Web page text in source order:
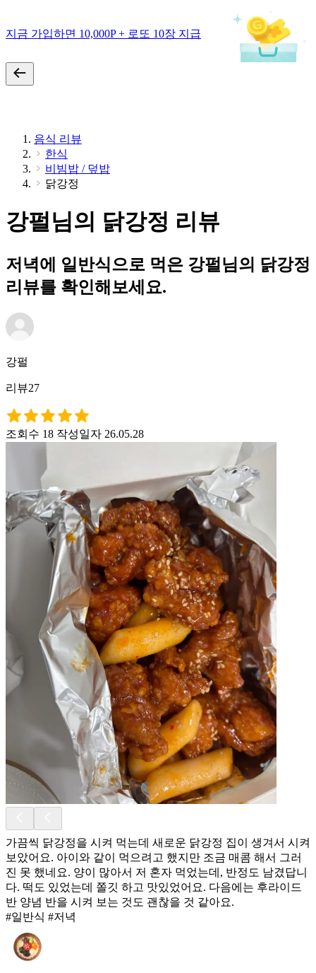
지금 가입하면 10,000P + 로또 10장 지급
음식 리뷰
한식
비빔밥 / 덮밥
닭강정
강펄님의 닭강정 리뷰
저녁에 일반식으로 먹은 강펄님의 닭강정
리뷰를 확인해보세요.
강펄
리뷰27
조회수 18 작성일자 26.05.28
가끔씩 닭강정을 시켜 먹는데 새로운 닭강정 집이 생겨서 시켜
보았어요. 아이와 같이 먹으려고 했지만 조금 매콤 해서 그러
진 못 했네요. 양이 많아서 저 혼자 먹었는데, 반정도 남겼답니
다. 떡도 있었는데 쫄깃 하고 맛있었어요. 다음에는 후라이드
반 양념 반을 시켜 보는 것도 괜찮을 것 같아요.
#일반식 #저녁